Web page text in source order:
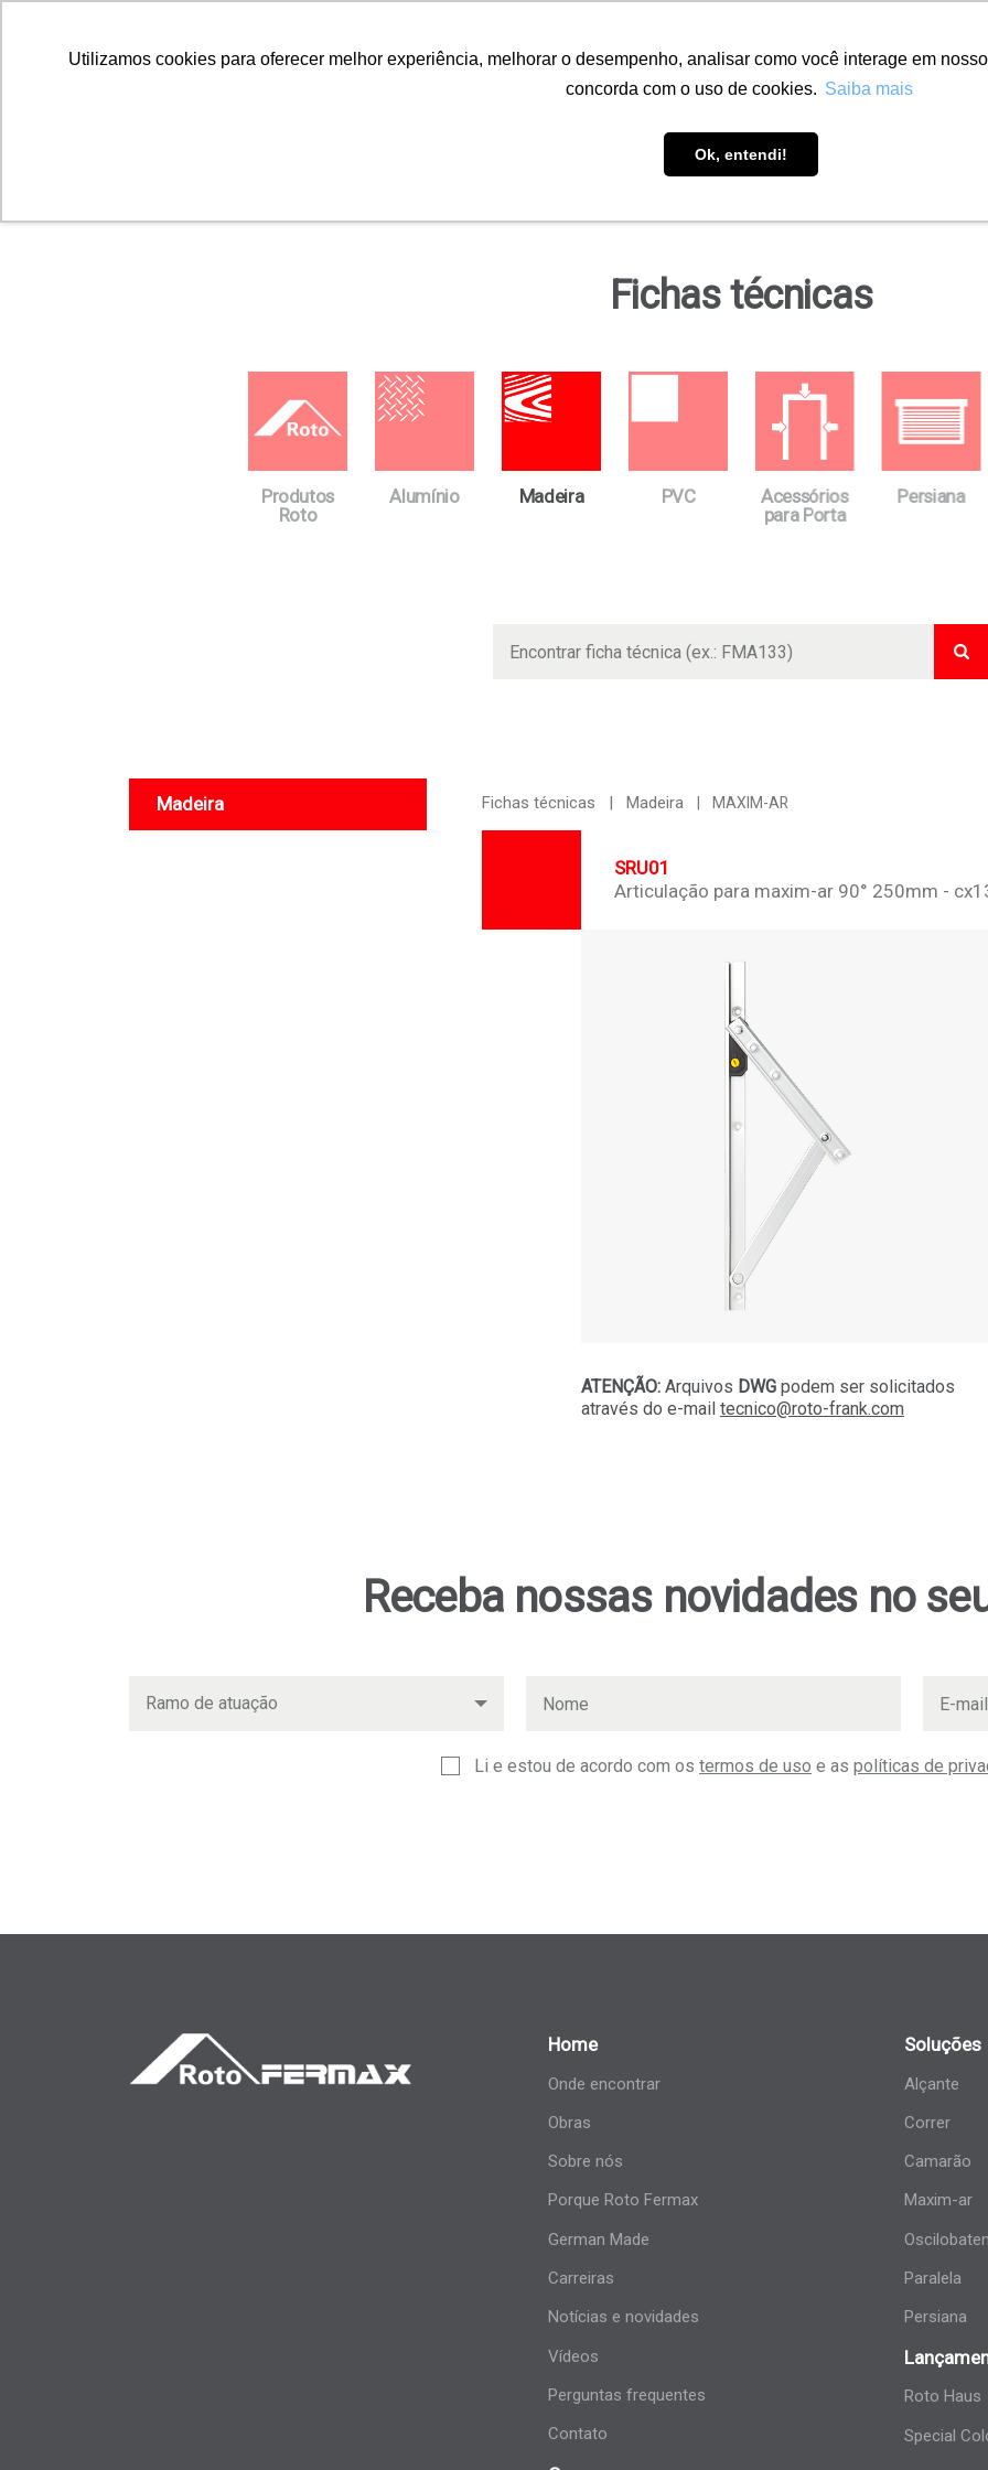
Utilizamos cookies para oferecer melhor experiência, melhorar o desempenho, analisar como você interage em
concorda com o uso de cookies. Saiba mais
Ok, entendi!
Soluções Onde encontrar Downloads
Fichas técnicas
Produtos
Roto
Alumínio Madeira PVC
Acessórios
para Porta
Persiana
Madeira Fichas técnicas Madeira MAXIM-AR
SRU01
Articulação para maxim-ar 90° 250mm -
ATENÇÃO: Arquivos DWG podem ser solicitados
através do e-mail tecnico@roto-frank.com
Receba nossas novidades no
Li e estou de acordo com os termos de uso e as políticas de
Home
Onde encontrar
Obras
Sobre nós
Porque Roto Fermax
German Made
Carreiras
Notícias e novidades
Vídeos
Perguntas frequentes
Contato
Soluções
Alçante
Correr
Camarão
Maxim-ar
Paralela
Persiana
Roto Haus
Special